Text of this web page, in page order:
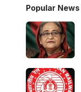
Popular News